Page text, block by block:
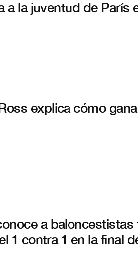
a la juventud de París
explica cómo
a baloncestistas
1 contra 1 en la final